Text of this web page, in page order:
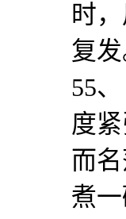
时
复发
55
度
而
煮